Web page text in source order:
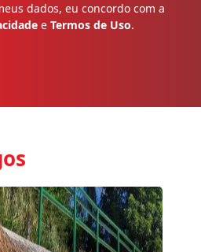
dados, eu concordo com a
e Termos de Uso.